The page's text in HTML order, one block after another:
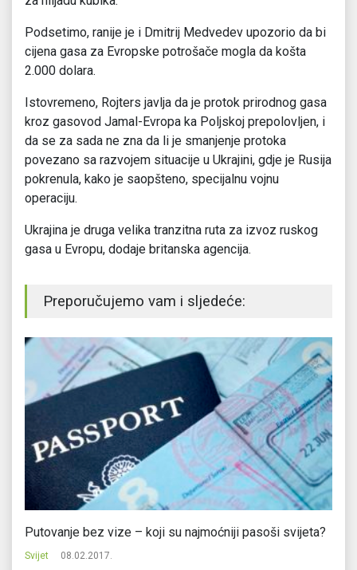
Podsetimo, ranije je i Dmitrij Medvedev upozorio da bi
cijena gasa za Evropske potrošače mogla da košta
2.000 dolara.
Istovremeno, Rojters javlja da je protok prirodnog gasa
kroz gasovod Jamal-Evropa ka Poljskoj prepolovljen, i
da se za sada ne zna da li je smanjenje protoka
povezano sa razvojem situacije u Ukrajini, gdje je Rusija
pokrenula, kako je saopšteno, specijalnu vojnu
operaciju.
Ukrajina je druga velika tranzitna ruta za izvoz ruskog
gasa u Evropu, dodaje britanska agencija.
Preporučujemo vam i sljedeće:
Putovanje bez vize – koji su najmoćniji pasoši svijeta?
Svijet 08.02.2017.